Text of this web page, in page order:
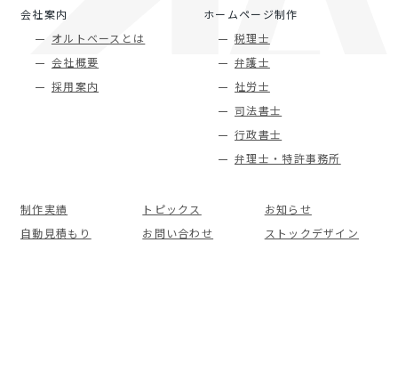
会社案内
オルトベースとは
会社概要
採用案内
ホームページ制作
税理士
弁護士
社労士
司法書士
行政書士
弁理士・特許事務所
制作実績 トピックス
お知らせ
自動見積もり
お問い合わせ ストックデザイン